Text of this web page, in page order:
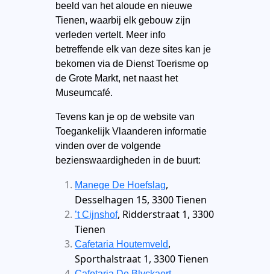
beeld van het aloude en nieuwe
Tienen, waarbij elk gebouw zijn
verleden vertelt. Meer info
betreffende elk van deze sites kan je
bekomen via de Dienst Toerisme op
de Grote Markt, net naast het
Museumcafé.
Tevens kan je op de website van
Toegankelijk Vlaanderen informatie
vinden over de volgende
bezienswaardigheden in de buurt:
Manege De Hoefslag,
Desselhagen 15, 3300 Tienen
’t Cijnshof, Ridderstraat 1, 3300
Tienen
Cafetaria Houtemveld,
Sporthalstraat 1, 3300 Tienen